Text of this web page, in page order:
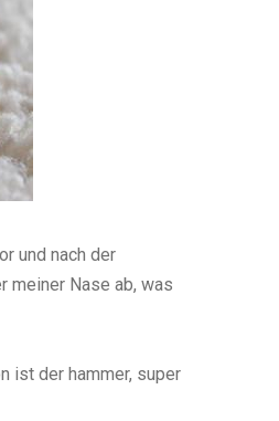
und nach der
meiner Nase ab, was
ist der hammer, super